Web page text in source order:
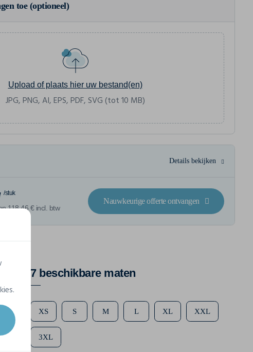
toe (optioneel)
Upload of plaats hier uw bestand(en)
JPG, PNG, AI, EPS, PDF, SVG (tot 10 MB)
Details bekijken
/stuk
118,46 € incl. btw
Nauwkeurige offerte ontvangen
7 beschikbare maten
XS S M L XL XXL
3XL